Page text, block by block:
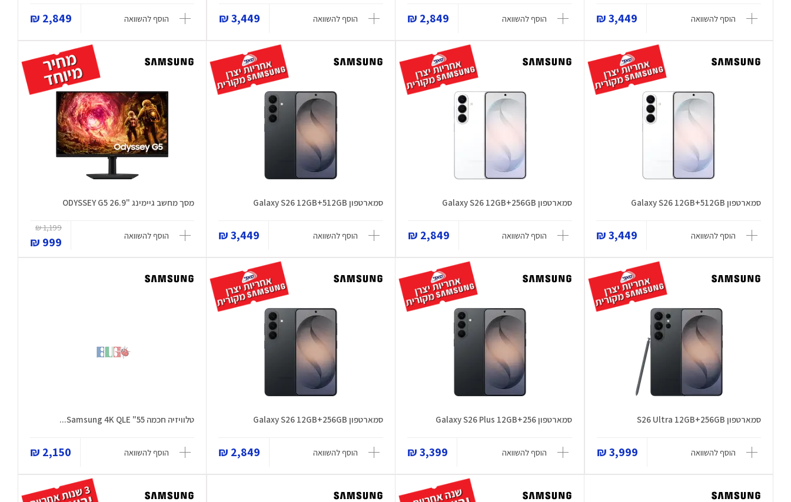
הוסף להשוואה 3,449 ₪ הוסף להשוואה 2,849 ₪ הוסף להשוואה 3,449 ₪ הוסף להשוואה 2,849 ₪
סמארטפון Galaxy S26 12GB+512GB
הוסף להשוואה 3,449 ₪
סמארטפון Galaxy S26 12GB+256GB
הוסף להשוואה 2,849 ₪
סמארטפון Galaxy S26 12GB+512GB
הוסף להשוואה 3,449 ₪
מסך מחשב גיימינג "26.9 ODYSSEY G5
הוסף להשוואה
1,199 ₪
999 ₪
סמארטפון S26 Ultra 12GB+256GB
הוסף להשוואה 3,999 ₪
סמארטפון Galaxy S26 Plus 12GB+256
הוסף להשוואה 3,399 ₪
סמארטפון Galaxy S26 12GB+256GB
הוסף להשוואה 2,849 ₪
טלוויזיה חכמה 55" Samsung 4K QLE...
הוסף להשוואה 2,150 ₪